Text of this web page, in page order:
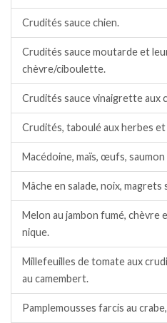
Crudités sauce chien.
Crudités sauce moutarde et
chèvre/ciboulette.
Crudités sauce vinaigrette aux
Crudités, taboulé aux herbes
Macédoine, maïs, œufs,
Mâche en salade, noix,
Melon au jambon fumé,
nique.
Millefeuilles de tomate aux
au camembert.
Pamplemousses farcis au